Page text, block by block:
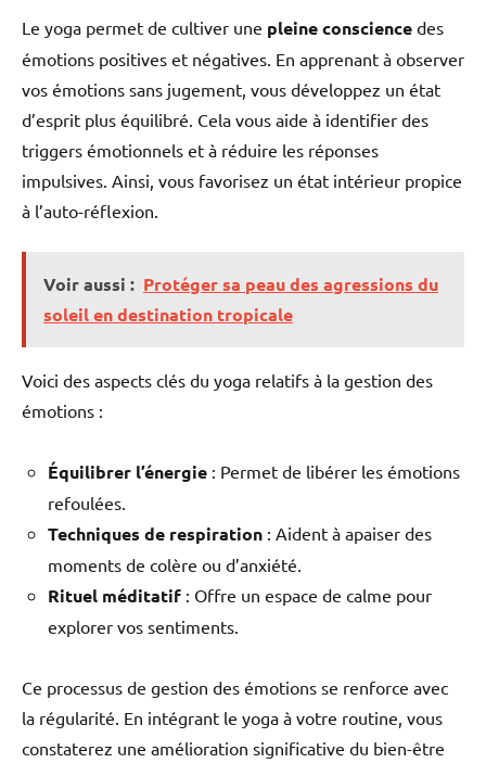
Le yoga permet de cultiver une pleine conscience des
émotions positives et négatives. En apprenant à observer
vos émotions sans jugement, vous développez un état
d’esprit plus équilibré. Cela vous aide à identifier des
triggers émotionnels et à réduire les réponses
impulsives. Ainsi, vous favorisez un état intérieur propice
à l’auto-réflexion.
Voir aussi : Protéger sa peau des agressions du
soleil en destination tropicale
Voici des aspects clés du yoga relatifs à la gestion des
émotions :
Équilibrer l’énergie : Permet de libérer les émotions
refoulées.
Techniques de respiration : Aident à apaiser des
moments de colère ou d’anxiété.
Rituel méditatif : Offre un espace de calme pour
explorer vos sentiments.
Ce processus de gestion des émotions se renforce avec
la régularité. En intégrant le yoga à votre routine, vous
constaterez une amélioration significative du bien-être